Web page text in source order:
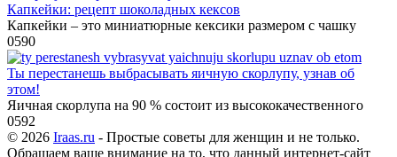
Капкейки: рецепт шоколадных кексов
Капкейки – это миниатюрные кексики размером с чашку
0590
Ты перестанешь выбрасывать яичную скорлупу, узнав об
этом!
Яичная скорлупа на 90 % состоит из высококачественного
0592
© 2026 Iraas.ru - Простые советы для женщин и не только.
Обращаем ваше внимание на то, что данный интернет-сайт